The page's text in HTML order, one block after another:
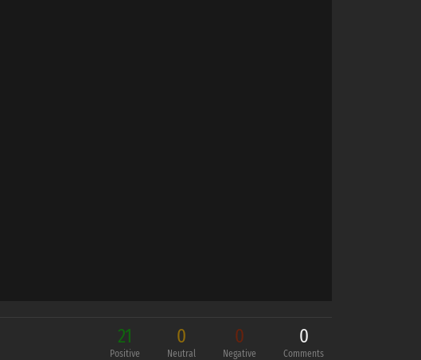
21
Positive
0
Neutral
0
Negative
0
Comments